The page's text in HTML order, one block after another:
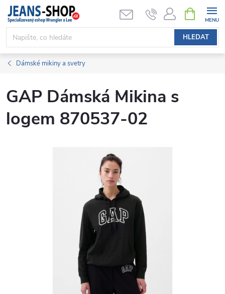
Přejít
obsah
HLEDAT
NÁKUPNÍ
KOŠÍK
Dámské mikiny a svetry
GAP Dámská Mikina s
logem 870537-02